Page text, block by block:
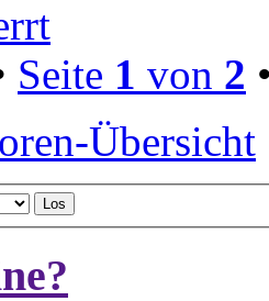
Seite 1 von 2
Übersicht